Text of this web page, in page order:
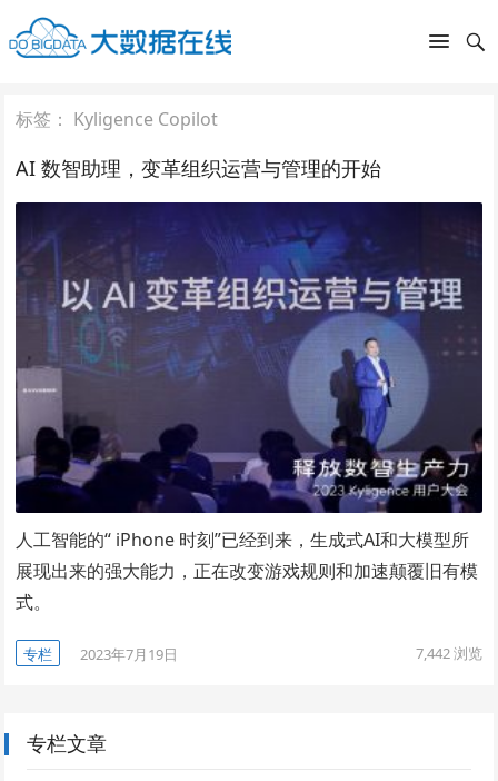
标签： Kyligence Copilot
AI 数智助理，变革组织运营与管理的开始
人工智能的“ iPhone 时刻”已经到来，生成式AI和大模型所
展现出来的强大能力，正在改变游戏规则和加速颠覆旧有模
式。
专栏 2023年7月19日 7,442浏览
专栏文章